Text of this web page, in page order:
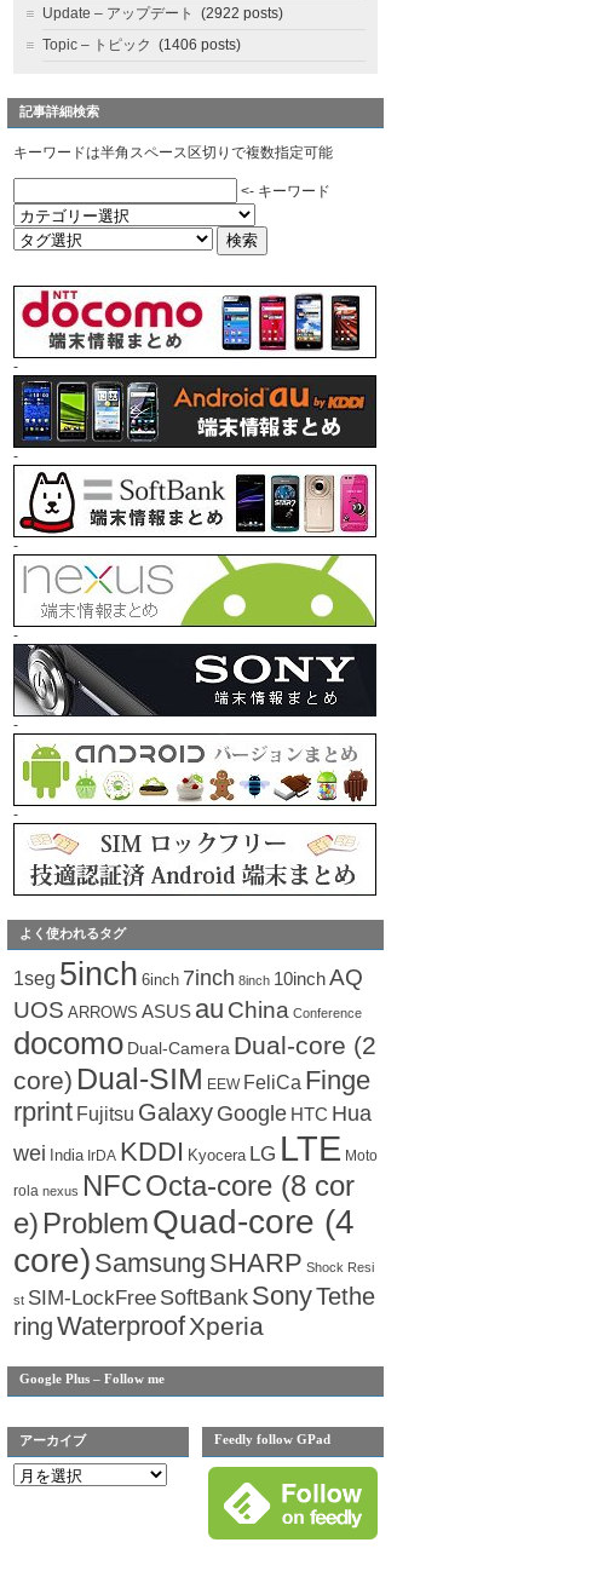
Update – アップデート
(2922 posts)
Topic – トピック (1406 posts)
記事詳細検索
キーワードは半角スペース区切りで複数指定可能
<- キーワード
-
-
-
-
-
-
よく使われるタグ
1seg 5inch 6inch 7inch 8inch 10inchAQ
UOS ARROWS ASUS au China Conference
docomo Dual-Camera Dual-core (2
core) Dual-SIM EEW FeliCa Finge
rprint Fujitsu Galaxy Google HTC Hua
wei India IrDA KDDI Kyocera LG LTE Moto
rola nexus NFCOcta-core (8 cor
e) ProblemQuad-core (4
core) Samsung SHARP Shock Resi
st SIM-LockFree SoftBank SonyTethe
ringWaterproofXperia
Google Plus – Follow me
アーカイブ Feedly follow GPad